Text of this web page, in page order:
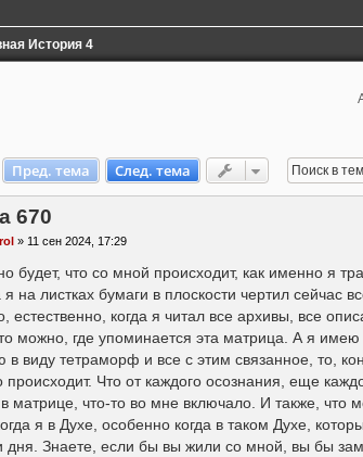
История 4
Пред. тема След. тема
670
» 11 сен 2024, 17:29
будет, что со мной происходит, как именно я
я на листках бумаги в плоскости чертил сейчас
естественно, когда я читал все архивы, все
можно, где упоминается эта матрица. А я
виду тетраморф и все с этим связанное, то,
происходит. Что от каждого осознания, еще
матрице, что-то во мне включало. И также, что
я в Духе, особенно когда в таком Духе,
дня. Знаете, если бы вы жили со мной, вы бы